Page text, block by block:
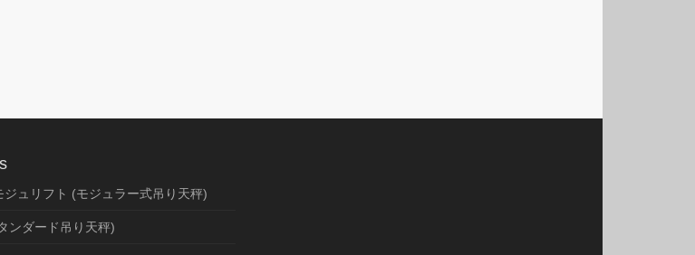
ジュリフト (モジュラー式吊り天秤)
ンダード吊り天秤)